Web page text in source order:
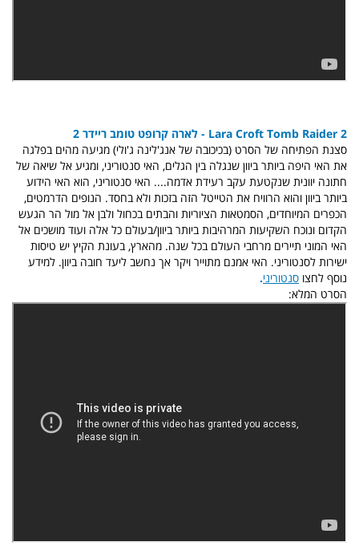
Lara Croft Tomb Raider 2 - לארה קרופט טומב ריידר 2
סצנת הפתיחה של הסרט (בכיכובה של אנג'לינה ג'ולי) מגיעה מהים בפלגה
את האי היפה ביותר ביוון שנגלה בין הגלים, האי סנטוריני, ומגיע אל שיאה של
חתונה יוונית שנקטעת עקב רעידת אדמה.... האי סנטוריני, הוא האי הידוע
ביותר ביוון והוא הרוויח את הטייטל הזה בזכות ולא בחסד. הנופים הדרמטים,
הכפרים המיוחדים, הסמטאות הציוריות והבתים בכחול ולבן אל מול הר הגעש
הקדום ונוכח השקיעות המרהיבות ביותר ביוון/בעולם כל אלה ועוד מושכים אל
האי המוני תיירים מרחבי העולם בכל שנה. מהארץ, בעונת הקיץ יש טיסות
ישירות לסנטוריני. האי אמנם מתוייר ויקר אך נחשב ליעד חובה ביוון. למידע
נוסף לחצו סנטוריני.
הסרט המלא: